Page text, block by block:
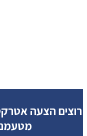
רוצים הצעה